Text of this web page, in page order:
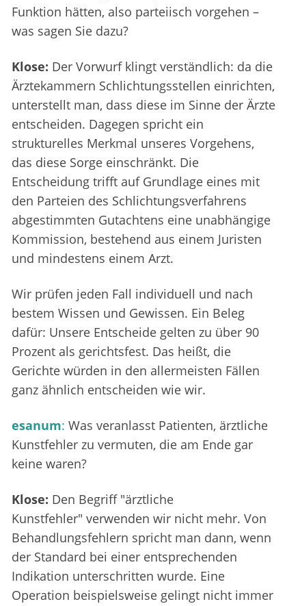
Funktion hätten, also parteiisch vorgehen –
was sagen Sie dazu?
Klose: Der Vorwurf klingt verständlich: da die
Ärztekammern Schlichtungsstellen einrichten,
unterstellt man, dass diese im Sinne der Ärzte
entscheiden. Dagegen spricht ein
strukturelles Merkmal unseres Vorgehens,
das diese Sorge einschränkt. Die
Entscheidung trifft auf Grundlage eines mit
den Parteien des Schlichtungsverfahrens
abgestimmten Gutachtens eine unabhängige
Kommission, bestehend aus einem Juristen
und mindestens einem Arzt.
Wir prüfen jeden Fall individuell und nach
bestem Wissen und Gewissen. Ein Beleg
dafür: Unsere Entscheide gelten zu über 90
Prozent als gerichtsfest. Das heißt, die
Gerichte würden in den allermeisten Fällen
ganz ähnlich entscheiden wie wir.
esanum: Was veranlasst Patienten, ärztliche
Kunstfehler zu vermuten, die am Ende gar
keine waren?
Klose: Den Begriff "ärztliche
Kunstfehler" verwenden wir nicht mehr. Von
Behandlungsfehlern spricht man dann, wenn
der Standard bei einer entsprechenden
Indikation unterschritten wurde. Eine
Operation beispielsweise gelingt nicht immer